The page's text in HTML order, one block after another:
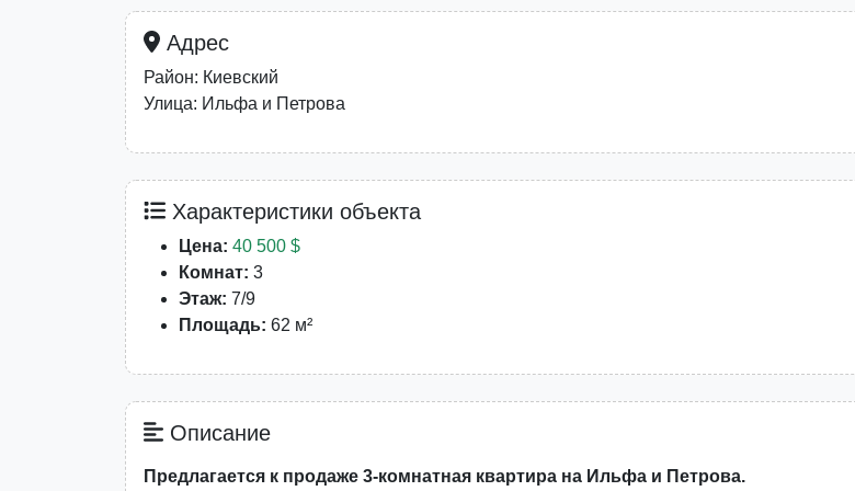
Адрес
Район: Киевский
Улица: Ильфа и Петрова
Характеристики объекта
Цена: 40 500 $
Комнат: 3
Этаж: 7/9
Площадь: 62 м²
Описание
Предлагается к продаже 3-комнатная квартира на Ильфа и Петрова.